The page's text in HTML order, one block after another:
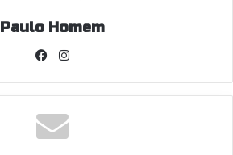
Paulo Homem
Facebook